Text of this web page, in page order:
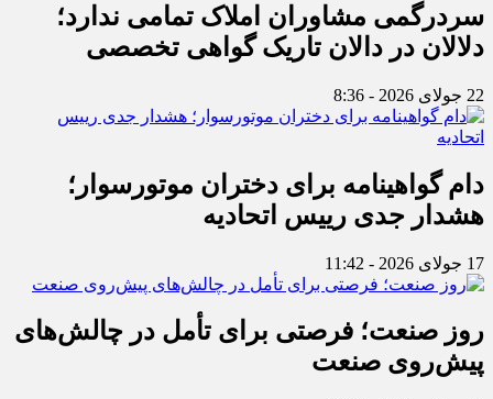
سردرگمی مشاوران املاک تمامی ندارد؛
دلالان در دالان تاریک گواهی تخصصی
22 جولای 2026 - 8:36
دام گواهینامه برای دختران موتورسوار؛
هشدار جدی رییس اتحادیه
17 جولای 2026 - 11:42
روز صنعت؛ فرصتی برای تأمل در چالش‌های
پیش‌روی صنعت